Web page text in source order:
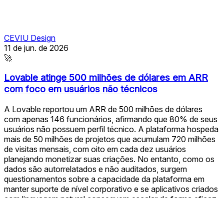
CEVIU Design
11 de jun. de 2026
🚀
Lovable atinge 500 milhões de dólares em ARR
com foco em usuários não técnicos
A Lovable reportou um ARR de 500 milhões de dólares
com apenas 146 funcionários, afirmando que 80% de seus
usuários não possuem perfil técnico. A plataforma hospeda
mais de 50 milhões de projetos que acumulam 720 milhões
de visitas mensais, com oito em cada dez usuários
planejando monetizar suas criações. No entanto, como os
dados são autorrelatados e não auditados, surgem
questionamentos sobre a capacidade da plataforma em
manter suporte de nível corporativo e se aplicativos criados